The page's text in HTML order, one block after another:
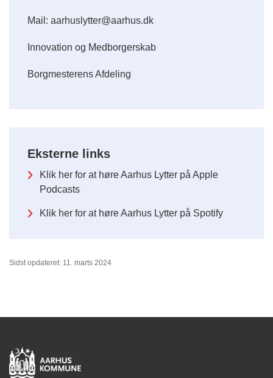
Mail: aarhuslytter@aarhus.dk
Innovation og Medborgerskab
Borgmesterens Afdeling
Eksterne links
Klik her for at høre Aarhus Lytter på Apple
Podcasts
Klik her for at høre Aarhus Lytter på Spotify
Sidst opdateret: 11. marts 2024